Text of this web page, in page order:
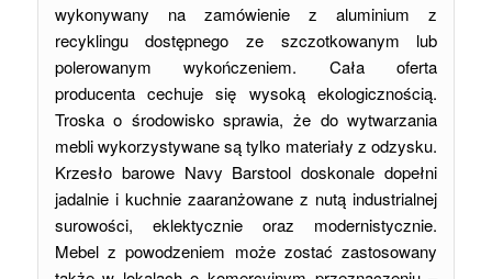
wykonywany na zamówienie z aluminium z
recyklingu dostępnego ze szczotkowanym lub
polerowanym wykończeniem. Cała oferta
producenta cechuje się wysoką ekologicznością.
Troska o środowisko sprawia, że do wytwarzania
mebli wykorzystywane są tylko materiały z odzysku.
Krzesło barowe Navy Barstool doskonale dopełni
jadalnie i kuchnie zaaranżowane z nutą industrialnej
surowości, eklektycznie oraz modernistycznie.
Mebel z powodzeniem może zostać zastosowany